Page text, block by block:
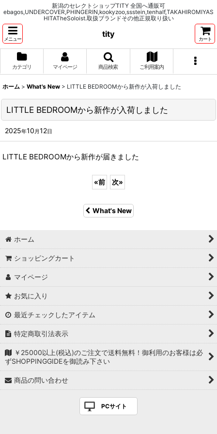
新潟のセレクトショップTITY 全国へ通販可
ebagos,UNDERCOVER,PHINGERIN,kookyzoo,ssstein,tenhalf,TAKAHIROMIYAS
HITATheSoloist.取扱ブランドその他正規取り扱い
メニュー
tity
カート
カテゴリ マイページ 商品検索 ご利用案内
ホーム > What's New > LITTLE BEDROOMから新作が入荷しました
LITTLE BEDROOMから新作が入荷しました
2025年10 月12日
LITTLE BEDROOMから新作が届きました
«前 次»
What's New
ホーム
ショッピングカート
マイページ
お気に入り
最近チェックしたアイテム
特定商取引法表示
￥25000以上(税込)のご注文で送料無料！御利用のお客様は必
ずSHOPPINGGIDEを御読み下さい
商品の問い合わせ
PCサイト